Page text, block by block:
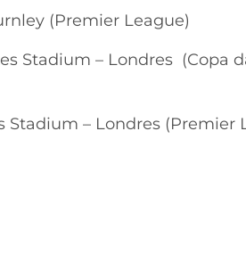
(Premier League)
Stadium – Londres (Copa
Stadium – Londres (Premier